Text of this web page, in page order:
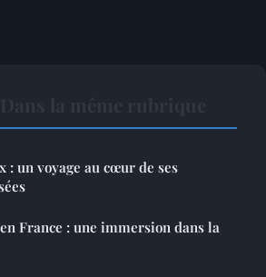
: un voyage au cœur de ses
France : une immersion dans la